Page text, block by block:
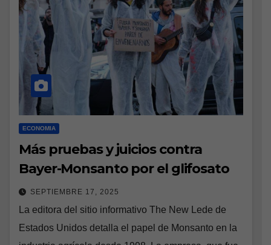
ECONOMIA
Más pruebas y juicios contra
Bayer-Monsanto por el glifosato
SEPTIEMBRE 17, 2025
La editora del sitio informativo The New Lede de
Estados Unidos detalla el papel de Monsanto en la